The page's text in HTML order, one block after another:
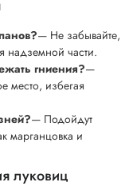
— Не забывайте,
надземной части.
гниения?—
место, избегая
— Подойдут
марганцовка и
луковиц